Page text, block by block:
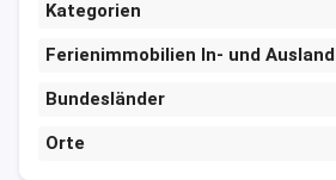
Kategorien
Ferienimmobilien In- und Ausland
Bundesländer
Orte